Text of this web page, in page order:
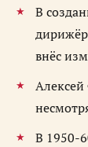
В
внёс
Алексей
В 1950-